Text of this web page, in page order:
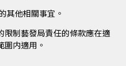
其他相關事宜。
限制藝發局責任的條款應在適
圍内適用。